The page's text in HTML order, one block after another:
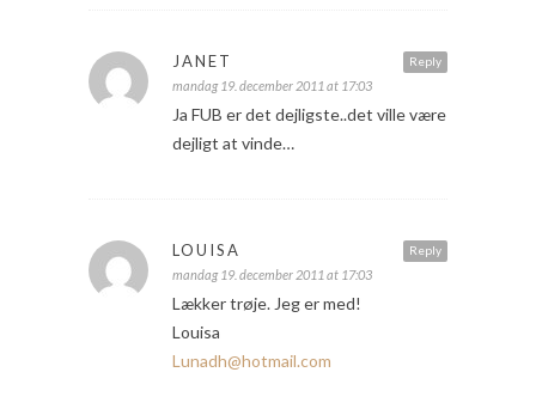
Reply
JANET
mandag 19. december 2011 at 17:03
Ja FUB er det dejligste..det ville være
dejligt at vinde…
Reply
LOUISA
mandag 19. december 2011 at 17:03
Lækker trøje. Jeg er med!
Louisa
Lunadh@hotmail.com